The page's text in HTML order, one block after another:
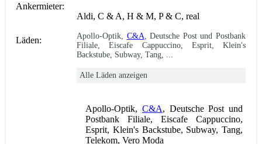
Ankermieter:
Aldi, C & A, H & M, P & C, real
Läden: Apollo-Optik, C&A , Deutsche Post und Postbank
Filiale, Eiscafe Cappuccino, Esprit, Klein's
Backstube, Subway, Tang, ...
Alle Läden anzeigen
Apollo-Optik, C&A, Deutsche Post und
Postbank Filiale, Eiscafe Cappuccino,
Esprit, Klein's Backstube, Subway, Tang,
Telekom, Vero Moda